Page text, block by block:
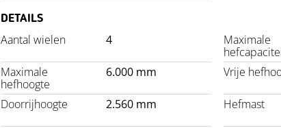
DETAILS
Aantal wielen 4
Maximale
Maximale
hefhoogte
6.000 mm Vrije
Doorrijhoogte 2.560 mm Hefmast